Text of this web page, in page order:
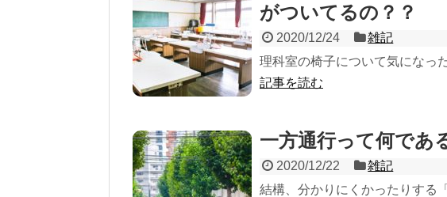
がついてるの？？
2020/12/24
雑記
理科室の椅子について気になっ
記事を読む
一方通行って何であ
2020/12/22
雑記
結構、分かりにくかったりする